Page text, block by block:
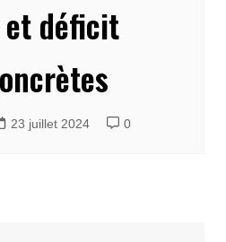
et déficit
23 juillet 2024 0